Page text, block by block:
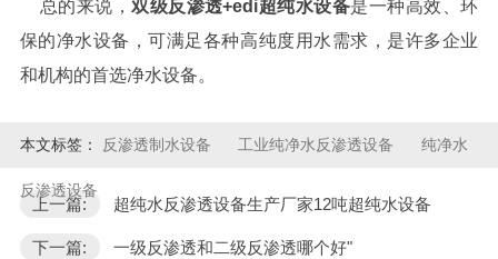
总的来说，双级反渗透+edi超纯水设备是一种高效、环
保的净水设备，可满足各种高纯度用水需求，是许多企业
和机构的首选净水设备。
本文标签： 反渗透制水设备 工业纯净水反渗透设备 纯净水
反渗透设备
上一篇: 超纯水反渗透设备生产厂家12吨超纯水设备
下一篇: 一级反渗透和二级反渗透哪个好"